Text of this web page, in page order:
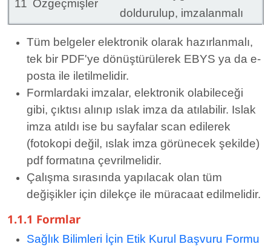
11 Özgeçmişler
doldurulup, imzalanmalı
Tüm belgeler elektronik olarak hazırlanmalı,
tek bir PDF'ye dönüştürülerek EBYS ya da e-
posta ile iletilmelidir.
Formlardaki imzalar, elektronik olabileceği
gibi, çıktısı alınıp ıslak imza da atılabilir. Islak
imza atıldı ise bu sayfalar scan edilerek
(fotokopi değil, ıslak imza görünecek şekilde)
pdf formatına çevrilmelidir.
Çalışma sırasında yapılacak olan tüm
değişikler için dilekçe ile müracaat edilmelidir.
1.1.1 Formlar
Sağlık Bilimleri İçin Etik Kurul Başvuru Formu​​